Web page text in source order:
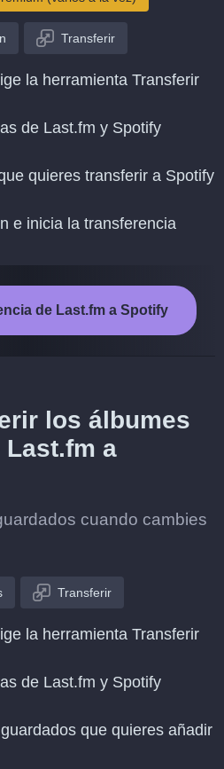
Transferir
la herramienta Transferir
de Last.fm y Spotify
quieres transferir a Spotify
e inicia la transferencia
de Last.fm a Spotify
los álbumes
a
cuando cambies
Transferir
la herramienta Transferir
de Last.fm y Spotify
que quieres añadir